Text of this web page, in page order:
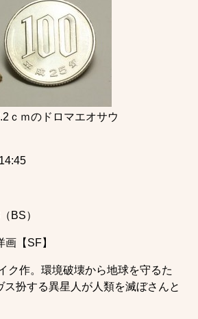
ｃｍのドロマエオサウ
BS）
【SF】
ク作。環境破壊から地球を守るた
ス扮する異星人が人類を滅ぼさんと